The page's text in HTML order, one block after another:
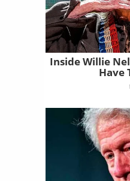
Inside Willie
Have